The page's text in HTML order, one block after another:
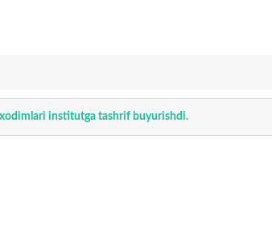
institutga tashrif buyurishdi.